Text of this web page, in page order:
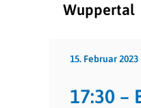
Wuppertal
15. Februar 2023
17:30 –